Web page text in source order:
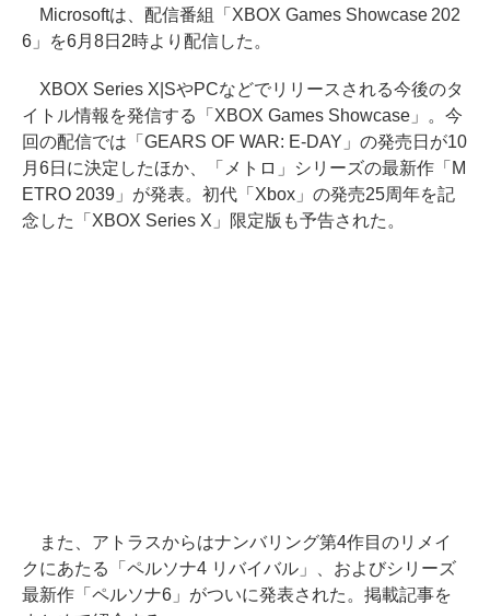
Microsoftは、配信番組「XBOX Games Showcase 202
6」を6月8日2時より配信した。
XBOX Series X|SやPCなどでリリースされる今後のタ
イトル情報を発信する「XBOX Games Showcase」。今
回の配信では「GEARS OF WAR: E-DAY」の発売日が10
月6日に決定したほか、「メトロ」シリーズの最新作「M
ETRO 2039」が発表。初代「Xbox」の発売25周年を記
念した「XBOX Series X」限定版も予告された。
また、アトラスからはナンバリング第4作目のリメイ
クにあたる「ペルソナ4 リバイバル」、およびシリーズ
最新作「ペルソナ6」がついに発表された。掲載記事を